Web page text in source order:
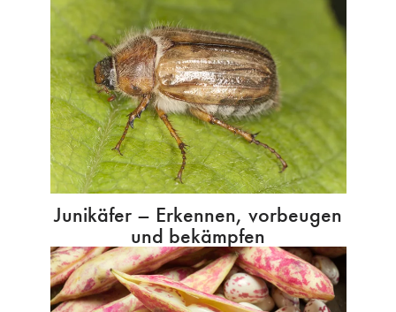
Junikäfer – Erkennen, vorbeugen
und bekämpfen